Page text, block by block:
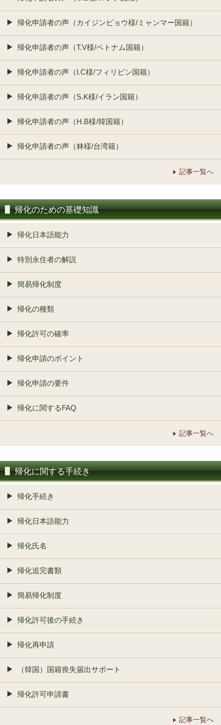
帰化申請者の声（カイジンピョウ様/ミャンマー国籍）
帰化申請者の声（T.V様/ベトナム国籍）
帰化申請者の声（I.C様/フィリピン国籍）
帰化申請者の声（S.K様/イラン国籍）
帰化申請者の声（H.B様/韓国籍）
帰化申請者の声（林様/台湾籍）
記事一覧へ
帰化のための基礎知識
帰化日本語能力
特別永住者の解説
簡易帰化制度
帰化の種類
帰化許可の確率
帰化申請のポイント
帰化申請の要件
帰化に関するFAQ
記事一覧へ
帰化に関する手続き
帰化手続き
帰化日本語能力
帰化氏名
帰化追完書類
簡易帰化制度
帰化許可後の手続き
帰化再申請
（韓国）国籍喪失届出サポート
帰化許可申請書
記事一覧へ